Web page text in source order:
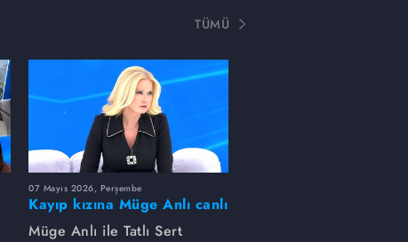
TÜMÜ
07 Mayıs 2026, Perşembe
Kayıp kızına Müge Anlı canlı
yayında kavuştu
Müge Anlı ile Tatlı Sert